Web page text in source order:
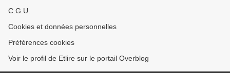
C.G.U.
Cookies et données personnelles
Préférences cookies
Voir le profil de Etlire sur le portail Overblog